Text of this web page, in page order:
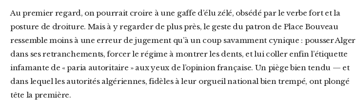
Au premier regard, on pourrait croire à une gaffe d’élu zélé, obsédé par le verbe fort et la
posture de droiture. Mais à y regarder de plus près, le geste du patron de Place Bouveau
ressemble moins à une erreur de jugement qu’à un coup savamment cynique : pousser Alger
dans ses retranchements, forcer le régime à montrer les dents, et lui coller enfin l’étiquette
infamante de « paria autoritaire » aux yeux de l’opinion française. Un piège bien tendu — et
dans lequel les autorités algériennes, fidèles à leur orgueil national bien trempé, ont plongé
tête la première.